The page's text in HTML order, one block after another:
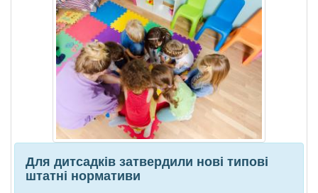
Для дитсадків затвердили нові типові
штатні нормативи